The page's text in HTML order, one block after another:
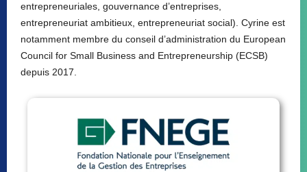
entrepreneuriales, gouvernance d’entreprises,
entrepreneuriat ambitieux, entrepreneuriat social). Cyrine est
notamment membre du conseil d’administration du European
Council for Small Business and Entrepreneurship (ECSB)
depuis 2017.